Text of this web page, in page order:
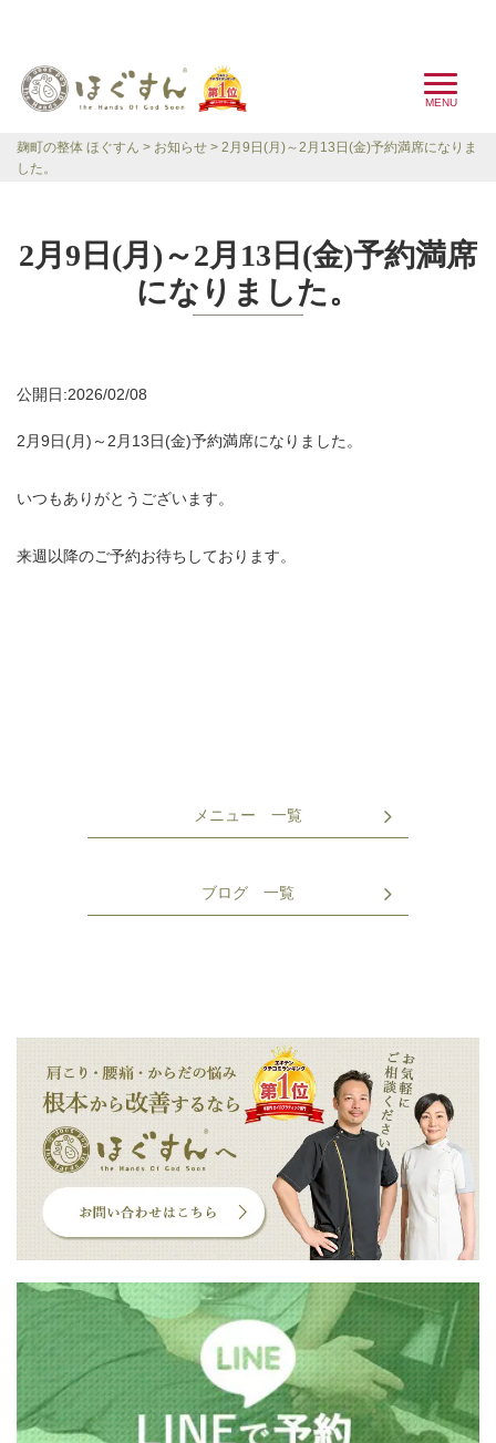
麹町の整体 ほぐすん お知らせ
2月9日(月)～2月13日(金)予約満席になりま
した。
2月9日(月)～2月13日(金)予約満席
になりました。
公開日:2026/02/08
2月9日(月)～2月13日(金)予約満席になりました。
いつもありがとうございます。
来週以降のご予約お待ちしております。
メニュー 一覧
ブログ 一覧